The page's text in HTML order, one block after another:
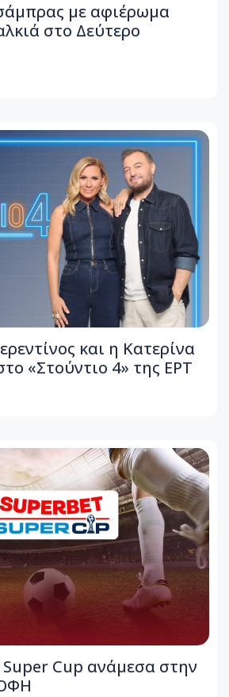
με αφιέρωμα
στο Δεύτερο
και η Κατερίνα
«Στούντιο 4» της ΕΡΤ
Super Cup ανάμεσα στην